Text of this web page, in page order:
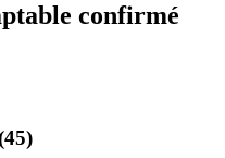
confirmé